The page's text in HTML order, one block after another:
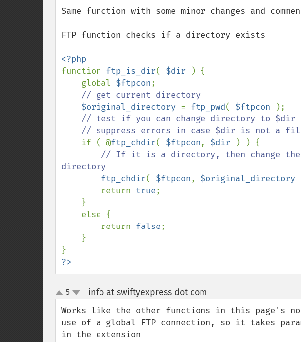
Same function with some minor changes and
FTP function checks if a directory exists
function ftp_is_dir( $dir
) {
    global
$ftpcon;
// get current directory
$original_directory = ftp_pwd( $ftpcon
);
// test if you can change directory to $dir
if ( @ftp_chdir( $ftpcon, $dir
) ) {
// If it is a directory, then change
directory
ftp_chdir( $ftpcon, $original_directory
        return
true;
        return
false;
?>
up
down
5 info at swiftyexpress dot com
Works like the other functions in this page's
use of a global FTP connection, so it takes
in the extension